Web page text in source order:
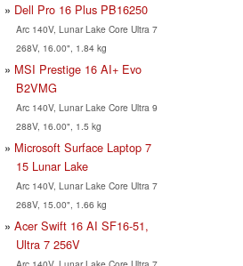
Dell Pro 16 Plus PB16250
Arc 140V, Lunar Lake Core Ultra 7
268V, 16.00", 1.84 kg
MSI Prestige 16 AI+ Evo
B2VMG
Arc 140V, Lunar Lake Core Ultra 9
288V, 16.00", 1.5 kg
Microsoft Surface Laptop 7
15 Lunar Lake
Arc 140V, Lunar Lake Core Ultra 7
268V, 15.00", 1.66 kg
Acer Swift 16 AI SF16-51,
Ultra 7 256V